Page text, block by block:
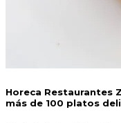
Horeca Restaurantes
más de 100 platos